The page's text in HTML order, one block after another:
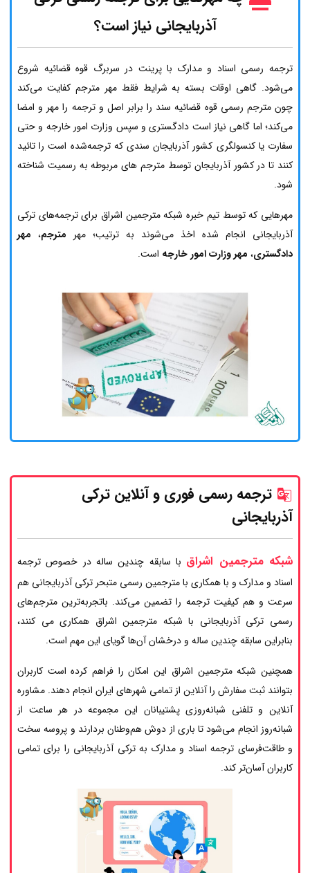
آذربایجانی نیاز است؟
ترجمه رسمی اسناد و مدارک با پرینت در سربرگ قوه قضائیه شروع
می‌شود. گاهی اوقات بسته به شرایط فقط مهر مترجم کفایت می‌کند
چون مترجم رسمی قوه قضائیه سند را برابر اصل و ترجمه را مهر و امضا
می‌کند؛ اما گاهی نیاز است دادگستری و سپس وزارت امور خارجه و حتی
سفارت یا کنسولگری کشور آذربایجان سندی که ترجمه‌شده است را تائید
کنند تا در کشور آذربایجان توسط مترجم های مربوطه به رسمیت شناخته
شود.
مهرهایی که توسط تیم خبره شبکه مترجمین اشراق برای ترجمه‌های ترکی
آذربایجانی انجام شده اخذ می‌شوند به ترتیب؛ مهر مترجم، مهر
دادگستری، مهر وزارت امور خارجه است.
ترجمه رسمی فوری و آنلاین ترکی
آذربایجانی
شبکه مترجمین اشراق با سابقه چندین ساله در خصوص ترجمه
اسناد و مدارک و با همکاری با مترجمین رسمی متبحر ترکی آذربایجانی هم
سرعت و هم کیفیت ترجمه را تضمین می‌کند. باتجربه‌ترین مترجم‌های
رسمی ترکی آذربایجانی با شبکه مترجمین اشراق همکاری می کنند،
بنابراین سابقه چندین ساله و درخشان آن‌ها گویای این مهم است.
همچنین شبکه مترجمین اشراق این امکان را فراهم کرده است کاربران
بتوانند ثبت سفارش را آنلاین از تمامی شهرهای ایران انجام دهند. مشاوره
آنلاین و تلفنی شبانه‌روزی پشتیبانان این مجموعه در هر ساعت از
شبانه‌روز انجام می‌شود تا باری از دوش هم‌وطنان بردارند و پروسه سخت
و طاقت‌فرسای ترجمه اسناد و مدارک به ترکی آذربایجانی را برای تمامی
کاربران آسان‌تر کند.